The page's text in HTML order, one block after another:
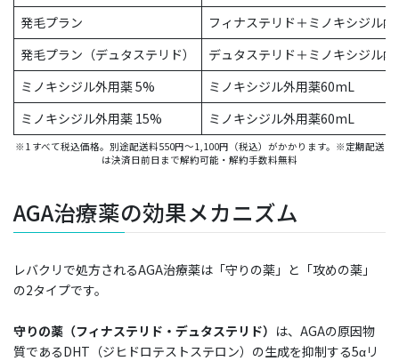
発毛プラン
フィナステリド＋ミノキシジル内
発毛プラン（デュタステリド）
デュタステリド＋ミノキシジル内
ミノキシジル外用薬 5%
ミノキシジル外用薬60mL
ミノキシジル外用薬 15%
ミノキシジル外用薬60mL
※1 すべて税込価格。別途配送料550円〜1,100円（税込）がかかります。※定期配送
は決済日前日まで解約可能・解約手数料無料
AGA治療薬の効果メカニズム
レバクリで処方されるAGA治療薬は「守りの薬」と「攻めの薬」
の2タイプです。
守りの薬（フィナステリド・デュタステリド） は、AGAの原因物
質であるDHT（ジヒドロテストステロン）の生成を抑制する5αリ